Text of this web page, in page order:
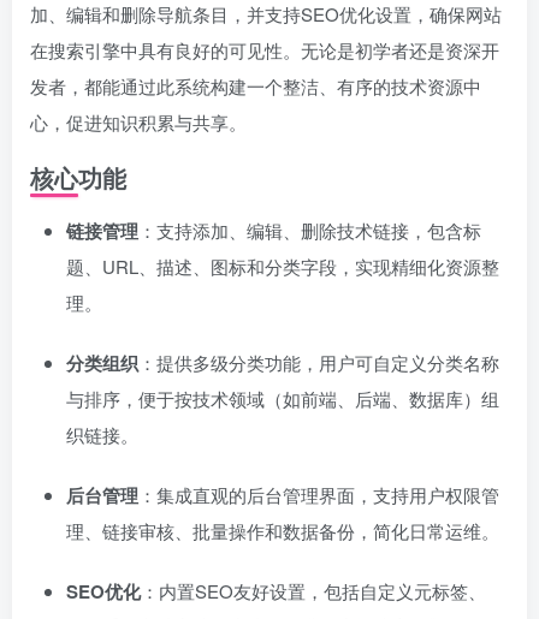
加、编辑和删除导航条目，并支持SEO优化设置，确保网站
在搜索引擎中具有良好的可见性。无论是初学者还是资深开
发者，都能通过此系统构建一个整洁、有序的技术资源中
心，促进知识积累与共享。
核心功能
链接管理 ：支持添加、编辑、删除技术链接，包含标
题、URL、描述、图标和分类字段，实现精细化资源整
理。
分类组织 ：提供多级分类功能，用户可自定义分类名称
与排序，便于按技术领域（如前端、后端、数据库）组
织链接。
后台管理 ：集成直观的后台管理界面，支持用户权限管
理、链接审核、批量操作和数据备份，简化日常运维。
SEO优化：内置SEO友好设置，包括自定义元标签、